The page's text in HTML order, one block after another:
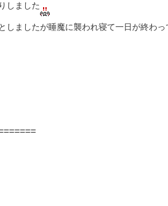
しました
ましたが睡魔に襲われ寝て一日が終わっ